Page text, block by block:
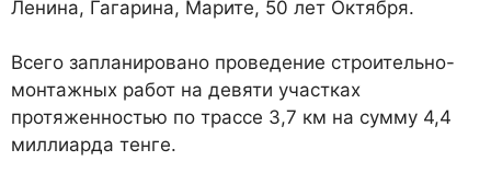
Ленина, Гагарина, Марите, 50 лет Октября.
Всего запланировано проведение строительно-
монтажных работ на девяти участках
протяженностью по трассе 3,7 км на сумму 4,4
миллиарда тенге.